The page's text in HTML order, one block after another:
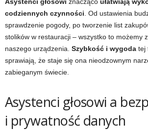
codziennych czynności . Od ustawienia
sprawdzenie pogody, po tworzenie list
stolików w restauracji – wszystko to możemy
naszego urządzenia. Szybkość i wygoda tej
sprawiają, że staje się ona nieodzownym
zabieganym świecie.
Asystenci głosowi a
i prywatność danych